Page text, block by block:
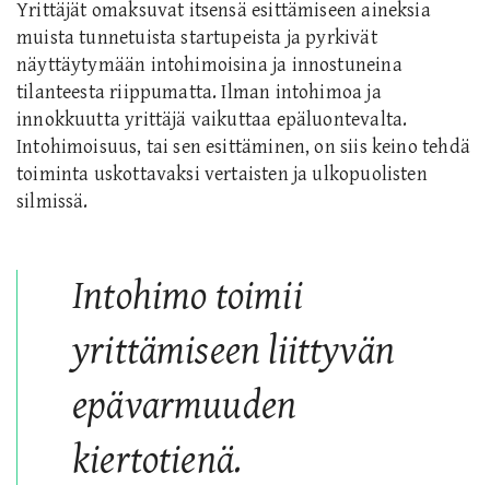
Yrittäjät omaksuvat itsensä esittämiseen aineksia
muista tunnetuista startupeista ja pyrkivät
näyttäytymään intohimoisina ja innostuneina
tilanteesta riippumatta. Ilman intohimoa ja
innokkuutta yrittäjä vaikuttaa epäluontevalta.
Intohimoisuus, tai sen esittäminen, on siis keino tehdä
toiminta uskottavaksi vertaisten ja ulkopuolisten
silmissä.
Intohimo toimii
yrittämiseen liittyvän
epävarmuuden
kiertotienä.